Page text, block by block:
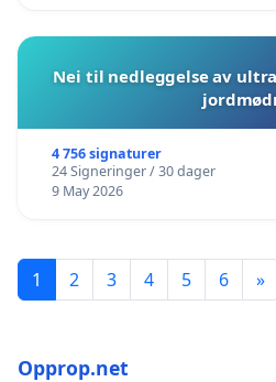
Nei til nedleggelse av
4 756 signaturer
24 Signeringer / 30 dager
9 May 2026
1 2 3 4 5 6 »
Opprop.net